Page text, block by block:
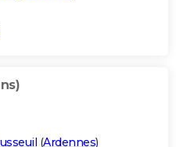
(Ardennes)